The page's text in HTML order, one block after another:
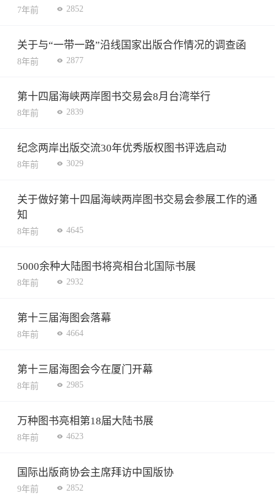
7年前 2852
关于与“一带一路”沿线国家出版合作情况的调查函
8年前 2877
第十四届海峡两岸图书交易会8月台湾举行
8年前 2839
纪念两岸出版交流30年优秀版权图书评选启动
8年前 3029
关于做好第十四届海峡两岸图书交易会参展工作的通
知
8年前 4645
5000余种大陆图书将亮相台北国际书展
8年前 2932
第十三届海图会落幕
8年前 4664
第十三届海图会今在厦门开幕
8年前 2985
万种图书亮相第18届大陆书展
8年前 4623
国际出版商协会主席拜访中国版协
9年前 2852